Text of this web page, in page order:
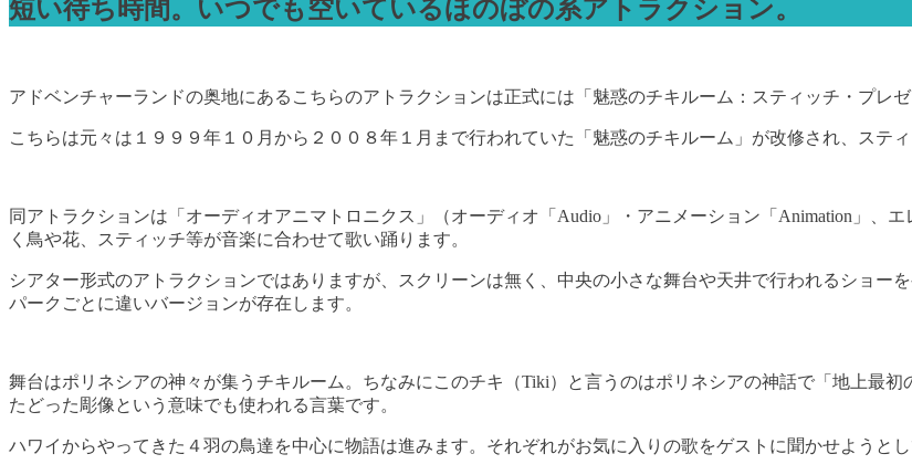
短い待ち時間。いつでも空いているほのぼの系アトラクション。
アドベンチャーランドの奥地にあるこちらのアトラクションは正式には「魅惑のチキルーム：スティッチ・プレ
こちらは元々は１９９９年１０月から２００８年１月まで行われていた「魅惑のチキルーム」が改修され、ステ
同アトラクションは「オーディオアニマトロニクス」（オーディオ「Audio」・アニメーション「Animation」、
く鳥や花、スティッチ等が音楽に合わせて歌い踊ります。
シアター形式のアトラクションではありますが、スクリーンは無く、中央の小さな舞台や天井で行われるショー
パークごとに違いバージョンが存在します。
舞台はポリネシアの神々が集うチキルーム。ちなみにこのチキ（Tiki）と言うのはポリネシアの神話で「地上最
たどった彫像という意味でも使われる言葉です。
ハワイからやってきた４羽の鳥達を中心に物語は進みます。それぞれがお気に入りの歌をゲストに聞かせようと